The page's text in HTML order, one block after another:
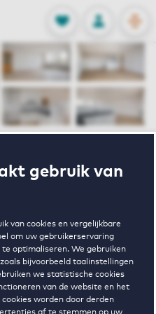
gebruik van
van cookies en vergelijkbare
om uw gebruikerservaring
optimaliseren. We gebruiken
bijvoorbeeld taalinstellingen
we statistische cookies
van de website en het
worden door derden
FAVORIETEN
Opgeslagen
INLOGGEN
31